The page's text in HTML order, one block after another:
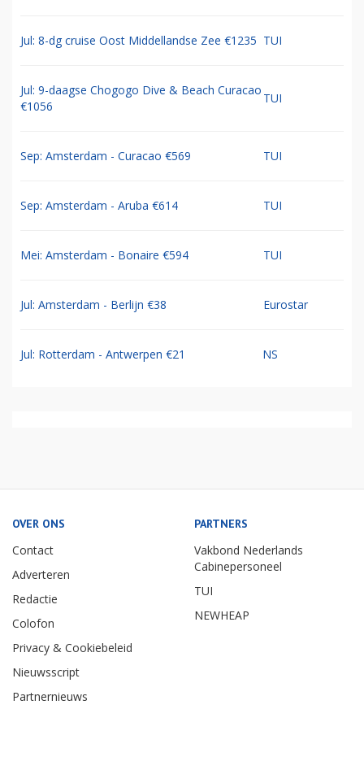
Jul: 8-dg cruise Oost Middellandse Zee €1235 TUI
Jul: 9-daagse Chogogo Dive & Beach Curacao
€1056
TUI
Sep: Amsterdam - Curacao €569 TUI
Sep: Amsterdam - Aruba €614 TUI
Mei: Amsterdam - Bonaire €594 TUI
Jul: Amsterdam - Berlijn €38 Eurostar
Jul: Rotterdam - Antwerpen €21 NS
OVER ONS
Contact
Adverteren
Redactie
Colofon
Privacy & Cookiebeleid
Nieuwsscript
Partnernieuws
PARTNERS
Vakbond Nederlands
Cabinepersoneel
TUI
NEWHEAP